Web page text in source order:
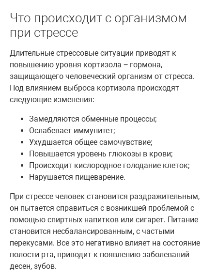
Что происходит с организмом
при стрессе
Длительные стрессовые ситуации приводят к
повышению уровня кортизола − гормона,
защищающего человеческий организм от стресса.
Под влиянием выброса кортизола происходят
следующие изменения:
Замедляются обменные процессы;
Ослабевает иммунитет;
Ухудшается общее самочувствие;
Повышается уровень глюкозы в крови;
Происходит кислородное голодание клеток;
Нарушается пищеварение.
При стрессе человек становится раздражительным,
он пытается справиться с возникшей проблемой с
помощью спиртных напитков или сигарет. Питание
становится несбалансированным, с частыми
перекусами. Все это негативно влияет на состояние
полости рта, приводит к появлению заболеваний
десен, зубов.